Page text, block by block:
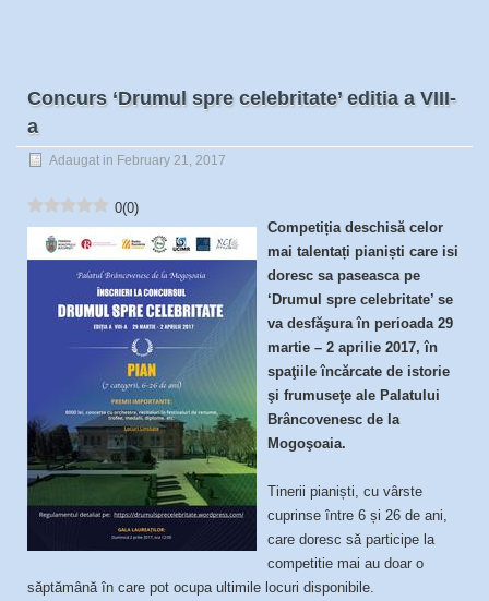
Concurs ‘Drumul spre celebritate’ editia a VIII-
a
Adaugat in February 21, 2017
0(0)
Competiția deschisă celor
mai talentați pianiști care isi
doresc sa paseasca pe
‘Drumul spre celebritate’ se
va desfăşura în perioada 29
martie – 2 aprilie 2017, în
spaţiile încărcate de istorie
şi frumuseţe ale Palatului
Brâncovenesc de la
Mogoşoaia.
Tinerii pianiști, cu vârste
cuprinse între 6 și 26 de ani,
care doresc să participe la
competitie mai au doar o
săptămână în care pot ocupa ultimile locuri disponibile.